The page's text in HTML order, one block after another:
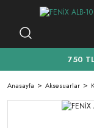
750
Anasayfa Aksesuarlar